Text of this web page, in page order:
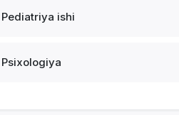
Pediatriya ishi
Psixologiya